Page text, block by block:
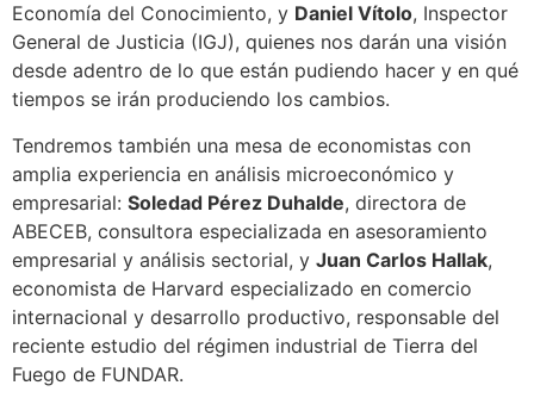
Economía del Conocimiento, y Daniel Vítolo, Inspector
General de Justicia (IGJ), quienes nos darán una visión
desde adentro de lo que están pudiendo hacer y en qué
tiempos se irán produciendo los cambios.
Tendremos también una mesa de economistas con
amplia experiencia en análisis microeconómico y
empresarial: Soledad Pérez Duhalde, directora de
ABECEB, consultora especializada en asesoramiento
empresarial y análisis sectorial, y Juan Carlos Hallak,
economista de Harvard especializado en comercio
internacional y desarrollo productivo, responsable del
reciente estudio del régimen industrial de Tierra del
Fuego de FUNDAR.